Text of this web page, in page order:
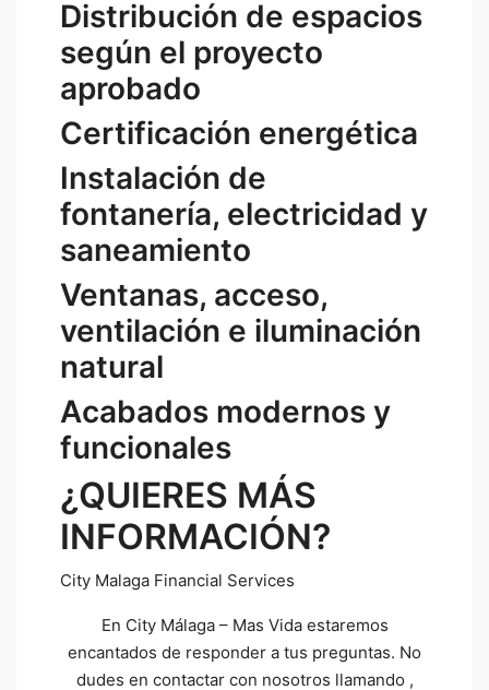
Distribución de espacios
según el proyecto
aprobado
Certificación energética
Instalación de
fontanería, electricidad y
saneamiento
Ventanas, acceso,
ventilación e iluminación
natural
Acabados modernos y
funcionales
¿QUIERES MÁS
INFORMACIÓN?
City Malaga Financial Services
En City Málaga – Mas Vida estaremos
encantados de responder a tus preguntas. No
dudes en contactar con nosotros llamando ,